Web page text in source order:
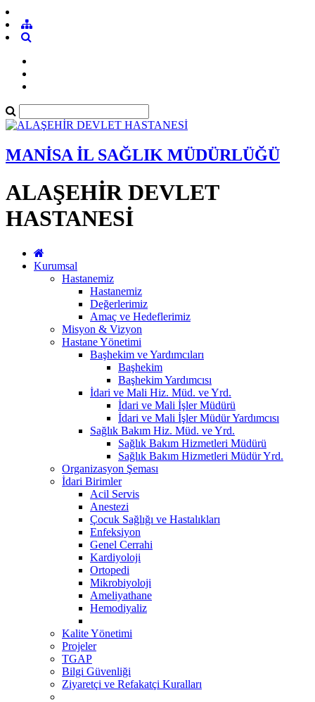
MANİSA İL SAĞLIK MÜDÜRLÜĞÜ
ALAŞEHİR DEVLET
HASTANESİ
Kurumsal
Hastanemiz
Hastanemiz
Değerlerimiz
Amaç ve Hedeflerimiz
Misyon & Vizyon
Hastane Yönetimi
Başhekim ve Yardımcıları
Başhekim
Başhekim Yardımcısı
İdari ve Mali Hiz. Müd. ve Yrd.
İdari ve Mali İşler Müdürü
İdari ve Mali İşler Müdür Yardımcısı
Sağlık Bakım Hiz. Müd. ve Yrd.
Sağlık Bakım Hizmetleri Müdürü
Sağlık Bakım Hizmetleri Müdür Yrd.
Organizasyon Şeması
İdari Birimler
Acil Servis
Anestezi
Çocuk Sağlığı ve Hastalıkları
Enfeksiyon
Genel Cerrahi
Kardiyoloji
Ortopedi
Mikrobiyoloji
Ameliyathane
Hemodiyaliz
Kalite Yönetimi
Projeler
TGAP
Bilgi Güvenliği
Ziyaretçi ve Refakatçi Kuralları